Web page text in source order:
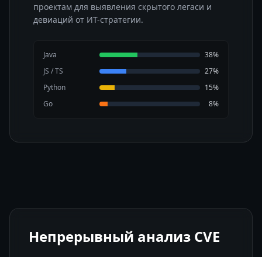
проектам для выявления скрытого легаси и
девиаций от ИТ-стратегии.
Java
38%
JS / TS
27%
Python
15%
Go
8%
Непрерывный анализ CVE